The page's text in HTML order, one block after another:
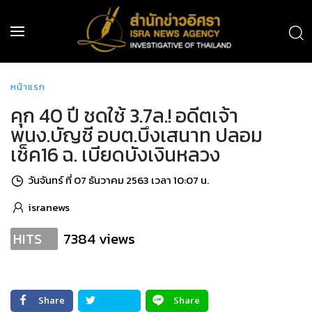
หน้าแรก
คุก 40 ปี ชดใช้ 3.7ล.! อดีตเจ้า
พนง.บัญชี อบต.บึงเสนาท ปลอม
เช็ค16 ฉ. เบียดบังเงินหลวง
วันจันทร์ ที่ 07 ธันวาคม 2563 เวลา 10:07 น.
isranews
HITS 7384 views
Share
Share